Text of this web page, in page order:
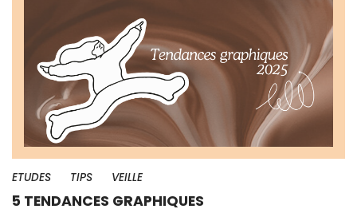
ETUDES TIPS VEILLE
5 TENDANCES GRAPHIQUES